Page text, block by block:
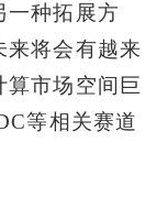
一种拓展方
来将会有越来
算市场空间巨
等相关赛道